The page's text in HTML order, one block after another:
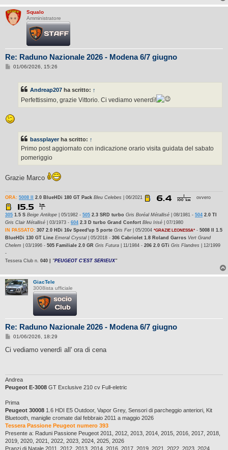
Squalo
Amministratore
Re: Raduno Nazionale 2026 - Modena 6/7 giugno
M
o
01/06/2026, 15:26
Andreap207 ha scritto: ↑
Perfettissimo, grazie Vittorio. Ci vediamo venerdì!
bassplayerha scritto: ↑
Primo post aggiornato con indicazione orario visita guidata del sabato
pomeriggio
Grazie Marco
ORA: 5008 II 2.0 BlueHDi 180 GT Pack Bleu Celebes | 06/2021 ovvero
305 1.5 S Beige Antilope | 05/1982 - 505 2.3 SRD turbo Gris Boréal Métallisé | 08/1981 - 504 2.0 TI
Gris Clair Métallisé | 03/1973 - 604 2.3 D turbo Grand Confort Bleu Irisé | 07/1980
IN PASSATO: 307 2.0 HDi 16v Speed'up 5 porte Gris Fer| 05/2004 *GRAZIE LEONESSA* - 5008 II 1.5
BlueHDi 130 GT Line Emeral Crystal | 05/2018 - 306 Cabriolet 1.8 Roland Garros Vert Grand
Chelem | 03/1996 - 505 Familiale 2.0 GR Gris Futura | 11/1984 - 206 2.0 GTi Gris Flandres | 12/1999
-
Tessera Club n. 040 | "PEUGEOT C'EST SERIEUX"
GiacTele
3008ista ufficiale
Re: Raduno Nazionale 2026 - Modena 6/7 giugno
M
s
i
01/06/2026, 18:29
Ci vediamo venerdì all' ora di cena
Andrea
Peugeot E-3008 GT Exclusive 210 cv Full-eletric
Prima
Peugeot 30008 1.6 HDI E5 Outdoor, Vapor Grey, Sensori di parcheggio anteriori, Kit
Bluetooth, maniglie cromate dal febbraio 2011 a maggio 2026
Tessera Passione Peugeot numero 393
Presente a: Raduni Passione Peugeot 2011, 2012, 2013, 2014, 2015, 2016, 2017, 2018,
2019, 2020, 2021, 2022, 2023, 2024, 2025, 2026
Pranzi di Natale 2011, 2012, 2013, 2014, 2016, 2017, 2019. 2021, 2022, 2023, 2024,